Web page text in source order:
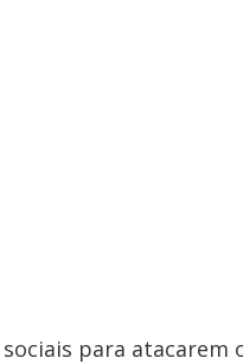
sociais para